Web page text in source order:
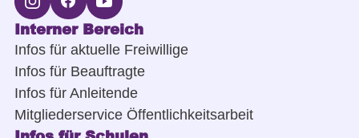
Interner Bereich
Infos für aktuelle Freiwillige
Infos für Beauftragte
Infos für Anleitende
Mitgliederservice Öffentlichkeitsarbeit